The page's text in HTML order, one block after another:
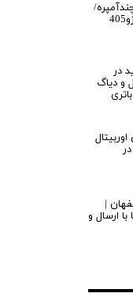
پژو405 چندآمپره/
در
و دیاگ
|
با ارسال و